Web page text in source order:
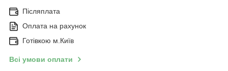
Післяплата
Оплата на рахунок
Готівкою м.Київ
Всі умови оплати